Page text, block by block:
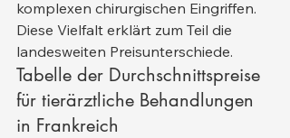
komplexen chirurgischen Eingriffen.
Diese Vielfalt erklärt zum Teil die
landesweiten Preisunterschiede.
Tabelle der Durchschnittspreise
für tierärztliche Behandlungen
in Frankreich